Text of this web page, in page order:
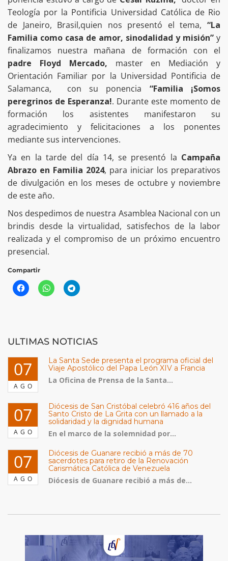
Teología por la Pontificia Universidad Católica de Rio
de Janeiro, Brasil,quien nos presentó el tema, “La
Familia como casa de amor, sinodalidad y misión” y
finalizamos nuestra mañana de formación con el
padre Floyd Mercado, master en Mediación y
Orientación Familiar por la Universidad Pontificia de
Salamanca,
con su ponencia “Familia ¡Somos
peregrinos de Esperanza!. Durante este momento de
formación los asistentes manifestaron su
agradecimiento y felicitaciones a los ponentes
mediante sus intervenciones.
Ya en la tarde del día 14, se presentó la Campaña
Abrazo en Familia 2024, para iniciar los preparativos
de divulgación en los meses de octubre y noviembre
de este año.
Nos despedimos de nuestra Asamblea Nacional con un
brindis desde la virtualidad, satisfechos de la labor
realizada y el compromiso de un próximo encuentro
presencial.
Compartir
ULTIMAS NOTICIAS
07
AGO
La Santa Sede presenta el programa oficial del
Viaje Apostólico del Papa León XIV a Francia
La Oficina de Prensa de la Santa...
07
AGO
Diócesis de San Cristóbal celebró 416 años del
Santo Cristo de La Grita con un llamado a la
solidaridad y la dignidad humana
En el marco de la solemnidad por...
07
AGO
Diócesis de Guanare recibió a más de 70
sacerdotes para retiro de la Renovación
Carismática Católica de Venezuela
Diócesis de Guanare recibió a más de...